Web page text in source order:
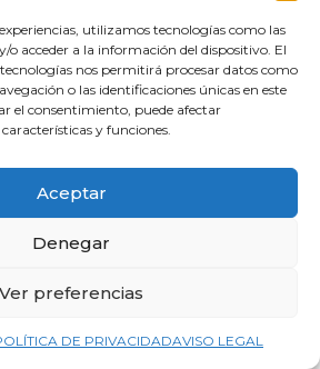
utilizamos tecnologías como las
o acceder a la información del dispositivo. El
nos permitirá procesar datos como
o las identificaciones únicas en este
el consentimiento, puede afectar
y funciones.
Aceptar
Denegar
Ver preferencias
DE PRIVACIDADAVISO LEGAL
| Asociación de organizadores de